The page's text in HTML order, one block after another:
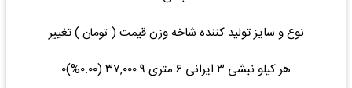
نوع و سایز تولید کننده شاخه وزن قیمت ( تومان ) تغییر
هر کیلو نبشی ۳ ایرانی ۶ متری ۹ ۳۷,۰۰۰ (۰.۰۰%)۰